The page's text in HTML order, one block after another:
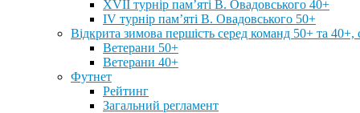
XVII турнір пам’яті В. Овадовського 40+
IV турнір пам’яті В. Овадовського 50+
Відкрита зимова першість серед команд 50+ та 40+,
Ветерани 50+
Ветерани 40+
Футнет
Рейтинг
Загальний регламент